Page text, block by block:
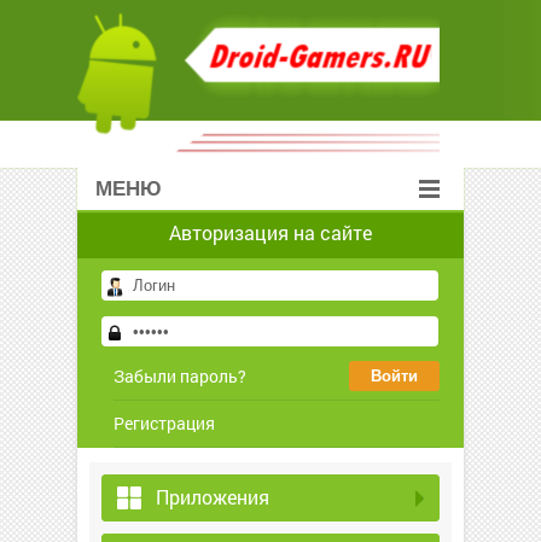
МЕНЮ
Авторизация на сайте
Забыли пароль?
Регистрация
Приложения